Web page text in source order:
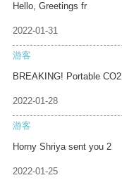
Hello, Greetings fr
2022-01-31
游客
BREAKING! Portable CO2
2022-01-28
游客
Horny Shriya sent you 2
2022-01-25